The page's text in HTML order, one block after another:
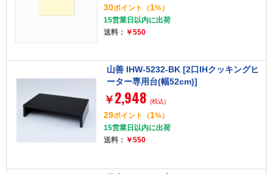
30ポイント （1%）
15営業日以内に出荷
送料： ￥550
山善 IHW-5232-BK [2口IHクッキングヒ
ーター専用台(幅52cm)]
￥ 2,948 (税込)
29ポイント （1%）
15営業日以内に出荷
送料： ￥550